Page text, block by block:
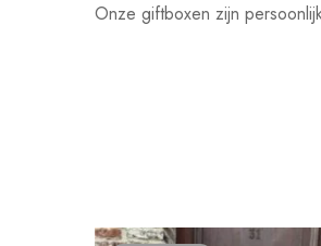
Onze giftboxen zijn